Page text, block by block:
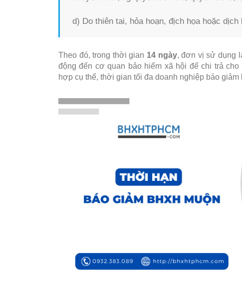
d) Do thiên tai, hỏa hoạn, địch họa hoặc dịch
Theo đó, trong thời gian 14 ngày, đơn vị sử dụng
động đến cơ quan bảo hiểm xã hội để chi trả
hợp cụ thể, thời gian tối đa doanh nghiệp báo giảm